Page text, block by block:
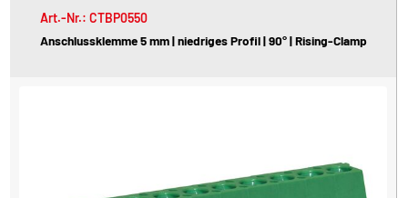
Art.-Nr.: CTBP0550
Anschlussklemme 5 mm | niedriges Profil | 90° | Rising-Clamp